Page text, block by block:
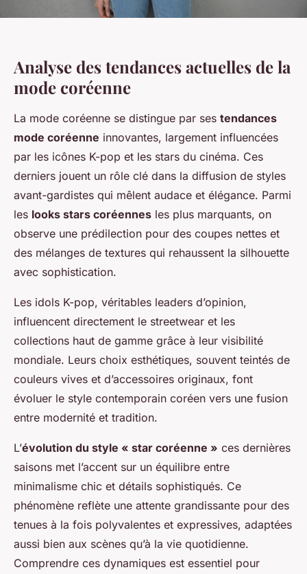
Analyse des tendances actuelles de la
mode coréenne
La mode coréenne se distingue par ses tendances
mode coréenne innovantes, largement influencées
par les icônes K-pop et les stars du cinéma. Ces
derniers jouent un rôle clé dans la diffusion de styles
avant-gardistes qui mêlent audace et élégance. Parmi
les looks stars coréennes les plus marquants, on
observe une prédilection pour des coupes nettes et
des mélanges de textures qui rehaussent la silhouette
avec sophistication.
Les idols K-pop, véritables leaders d’opinion,
influencent directement le streetwear et les
collections haut de gamme grâce à leur visibilité
mondiale. Leurs choix esthétiques, souvent teintés de
couleurs vives et d’accessoires originaux, font
évoluer le style contemporain coréen vers une fusion
entre modernité et tradition.
L’évolution du style « star coréenne » ces dernières
saisons met l’accent sur un équilibre entre
minimalisme chic et détails sophistiqués. Ce
phénomène reflète une attente grandissante pour des
tenues à la fois polyvalentes et expressives, adaptées
aussi bien aux scènes qu’à la vie quotidienne.
Comprendre ces dynamiques est essentiel pour